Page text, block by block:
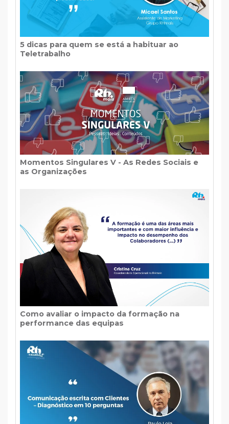
5 dicas para quem se está a habituar ao
Teletrabalho
Momentos Singulares V - As Redes Sociais e
as Organizações
Como avaliar o impacto da formação na
performance das equipas